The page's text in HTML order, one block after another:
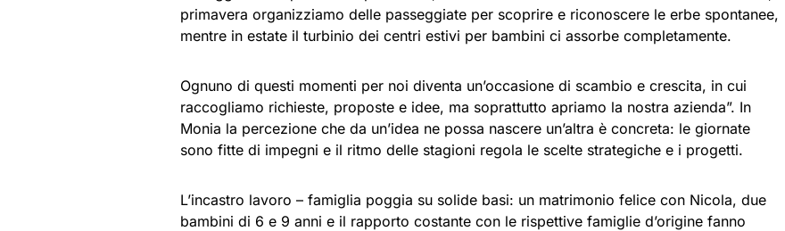
primavera organizziamo delle passeggiate per scoprire e riconoscere le erbe spontanee,
mentre in estate il turbinio dei centri estivi per bambini ci assorbe completamente.
Ognuno di questi momenti per noi diventa un’occasione di scambio e crescita, in cui
raccogliamo richieste, proposte e idee, ma soprattutto apriamo la nostra azienda”. In
Monia la percezione che da un’idea ne possa nascere un’altra è concreta: le giornate
sono fitte di impegni e il ritmo delle stagioni regola le scelte strategiche e i progetti.
L’incastro lavoro – famiglia poggia su solide basi: un matrimonio felice con Nicola, due
bambini di 6 e 9 anni e il rapporto costante con le rispettive famiglie d’origine fanno